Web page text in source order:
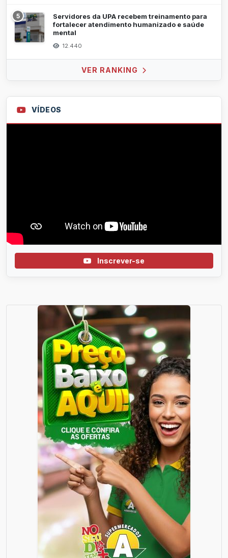
5
Servidores da UPA recebem treinamento para
fortalecer atendimento humanizado e saúde
mental
12.440
VER RANKING
VÍDEOS
Inscrever-se